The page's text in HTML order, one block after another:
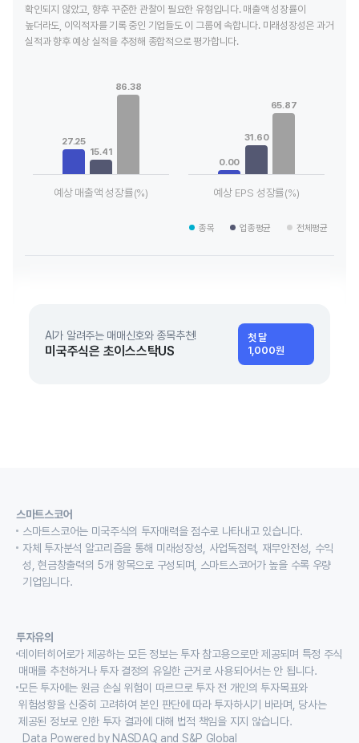
확인되지 않았고, 향후 꾸준한 관찰이 필요한 유형입니다. 매출액 성장률이
높더라도, 이익적자를 기록 중인 기업들도 이 그룹에 속합니다. 미래성장성은 과거
실적과 향후 예상 실적을 추정해 종합적으로 평가합니다.
View as data table, Chart
27.25
15.41
86.38
예상 매출액 성장률(%)
The chart has 1 X axis
0.00
31.60
65.87
예상 EPS 성장률(%)
종목 업종평균 전체평균
AI가 알려주는 매매신호와 종목추천!
미국주식은 초이스스탁US
첫 달
1,000원
스마트스코어
스마트스코어는 미국주식의 투자매력을 점수로 나타내고 있습니다.
자체 투자분석 알고리즘을 통해 미래성장성, 사업독점력, 재무안전성, 수익
성, 현금창출력의 5개 항목으로 구성되며, 스마트스코어가 높을 수록 우량
기업입니다.
투자유의
데이터히어로가 제공하는 모든 정보는 투자 참고용으로만 제공되며 특정 주식
매매를 추천하거나 투자 결정의 유일한 근거로 사용되어서는 안 됩니다.
모든 투자에는 원금 손실 위험이 따르므로 투자 전 개인의 투자목표와
위험성향을 신중히 고려하여 본인 판단에 따라 투자하시기 바라며, 당사는
제공된 정보로 인한 투자 결과에 대해 법적 책임을 지지 않습니다.
Data Powered by NASDAQ and S&P Global